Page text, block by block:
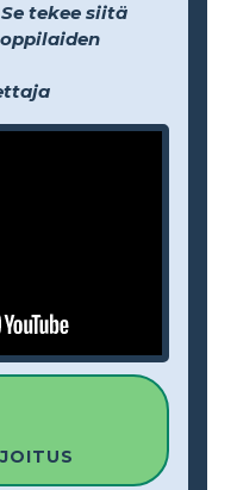
tekee siitä